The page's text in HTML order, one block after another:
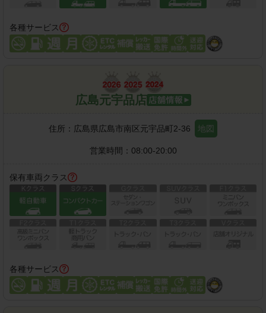
各種サービス
広島元宇品店
住所： 広島県広島市南区元宇品町2-36 地図
営業時間： 08:00-20:00
保有車両クラス
各種サービス